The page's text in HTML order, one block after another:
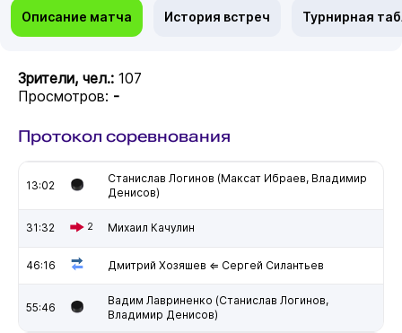
Описание матча История встреч Турнирная
Зрители, чел.: 107
Просмотров: -
Протокол соревнования
13:02
Станислав Логинов (Максат Ибраев, Владимир
Денисов)
31:32 2 Михаил Качулин
46:16 Дмитрий Хозяшев ⇐ Сергей Силантьев
55:46
Вадим Лавриненко (Станислав Логинов,
Владимир Денисов)